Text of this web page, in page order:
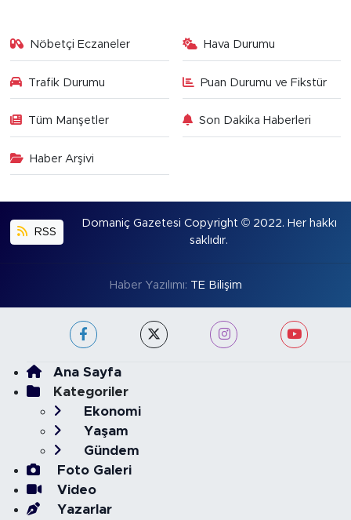
Nöbetçi Eczaneler Hava Durumu
Trafik Durumu Puan Durumu ve Fikstür
Tüm Manşetler Son Dakika Haberleri
Haber Arşivi
RSS
Domaniç Gazetesi Copyright © 2022. Her hakkı
saklıdır.
Haber Yazılımı: TE Bilişim
Ana Sayfa
Kategoriler
Ekonomi
Yaşam
Gündem
Foto Galeri
Video
Yazarlar